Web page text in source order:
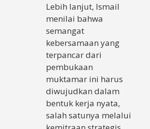
Lebih lanjut, Ismail
menilai bahwa
semangat
kebersamaan yang
terpancar dari
pembukaan
muktamar ini harus
diwujudkan dalam
bentuk kerja nyata,
salah satunya melalui